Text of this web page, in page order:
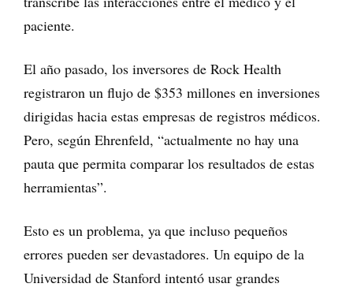
paciente.
El año pasado, los inversores de Rock Health
registraron un flujo de $353 millones en inversiones
dirigidas hacia estas empresas de registros médicos.
Pero, según Ehrenfeld, “actualmente no hay una
pauta que permita comparar los resultados de estas
herramientas”.
Esto es un problema, ya que incluso pequeños
errores pueden ser devastadores. Un equipo de la
Universidad de Stanford intentó usar grandes